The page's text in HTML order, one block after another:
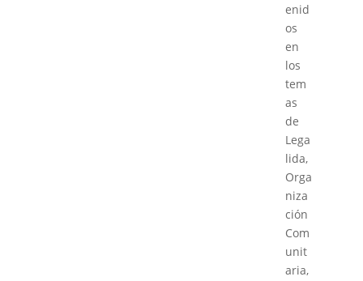
enid
os
en
los
tem
as
de
Lega
lida,
Orga
niza
ción
Com
unit
aria,